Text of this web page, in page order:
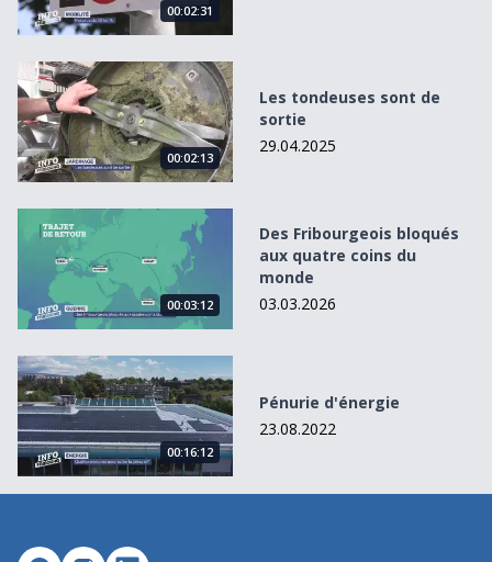
00:02:31
Les tondeuses sont de sortie
00:02:13
Les tondeuses sont de
sortie
29.04.2025
Des Fribourgeois bloqués aux quatre coins du monde
00:03:12
Des Fribourgeois bloqués
aux quatre coins du
monde
03.03.2026
Pénurie d&#039;énergie
00:16:12
Pénurie d'énergie
23.08.2022